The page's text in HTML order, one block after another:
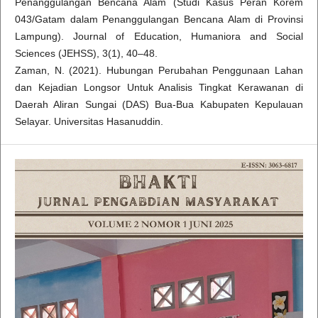
043/Gatam dalam Penanggulangan Bencana Alam di Provinsi
Lampung). Journal of Education, Humaniora and Social
Sciences (JEHSS), 3(1), 40–48.
Zaman, N. (2021). Hubungan Perubahan Penggunaan Lahan
dan Kejadian Longsor Untuk Analisis Tingkat Kerawanan di
Daerah Aliran Sungai (DAS) Bua-Bua Kabupaten Kepulauan
Selayar. Universitas Hasanuddin.